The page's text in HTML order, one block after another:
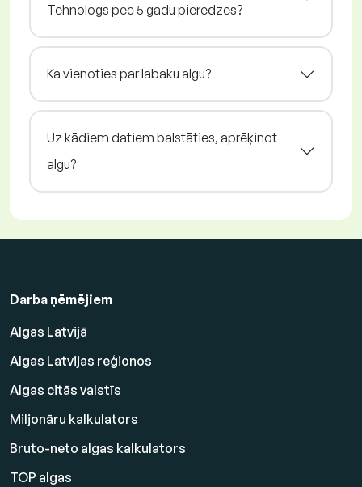
Tehnologs pēc 5 gadu pieredzes?
Kā vienoties par labāku algu?
Uz kādiem datiem balstāties, aprēķinot
algu?
Darba ņēmējiem
Algas Latvijā
Algas Latvijas reģionos
Algas citās valstīs
Miljonāru kalkulators
Bruto-neto algas kalkulators
TOP algas